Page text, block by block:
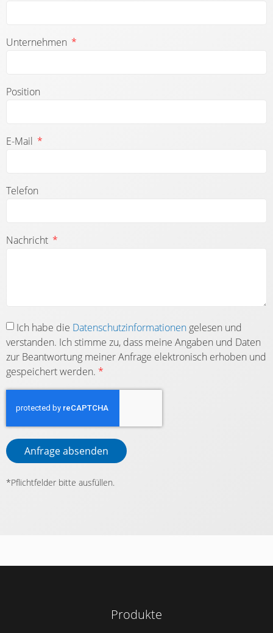
Unternehmen
Position
E-Mail
Telefon
Nachricht
Ich habe die Datenschutz­informationen gelesen und
verstanden. Ich stimme zu, dass meine Angaben und Daten
zur Beantwortung meiner Anfrage elektronisch erhoben und
gespeichert werden. *
Anfrage absenden
*Pflichtfelder bitte ausfüllen.
Produkte